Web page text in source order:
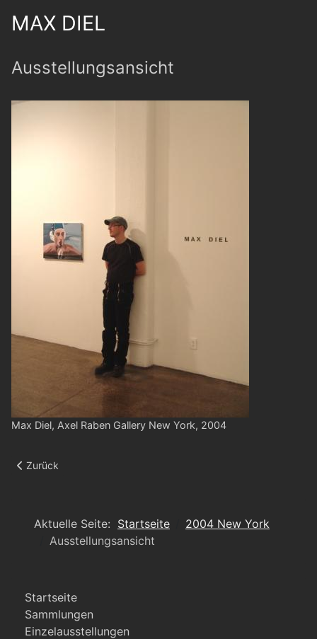
MAX DIEL
Ausstellungsansicht
Max Diel, Axel Raben Gallery New York, 2004
Vorheriger Beitrag: Ausstellungsansicht
Zurück
Aktuelle Seite: Startseite
2004 New York
Ausstellungsansicht
Startseite
Sammlungen
Einzelausstellungen